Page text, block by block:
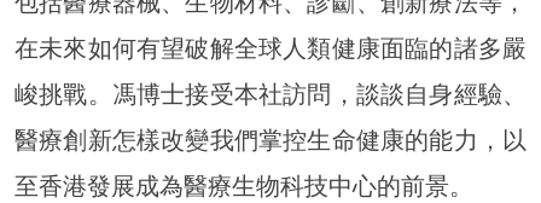
在未來如何有望破解全球人類健康面臨的諸多嚴
峻挑戰。馮博士接受本社訪問，談談自身經驗、
醫療創新怎樣改變我們掌控生命健康的能力，以
至香港發展成為醫療生物科技中心的前景。